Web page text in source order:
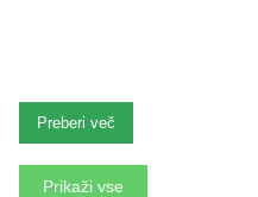
Preberi več
Prikaži vse